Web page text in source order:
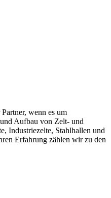
wenn es um
Aufbau von Zelt- und
Industriezelte, Stahlhallen und
Erfahrung zählen wir zu den